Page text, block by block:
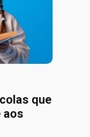
que
aos